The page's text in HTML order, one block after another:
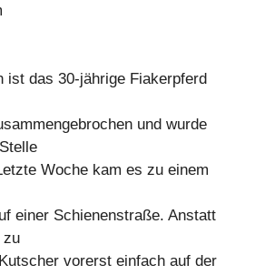
ist das 30-jährige Fiakerpferd
und wurde
Woche kam es zu einem
einer Schienenstraße. Anstatt
zu
vorerst einfach auf der